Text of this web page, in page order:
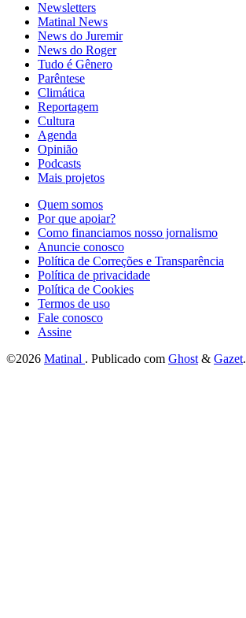
Newsletters
Matinal News
News do Juremir
News do Roger
Tudo é Gênero
Parêntese
Climática
Reportagem
Cultura
Agenda
Opinião
Podcasts
Mais projetos
Quem somos
Por que apoiar?
Como financiamos nosso jornalismo
Anuncie conosco
Política de Correções e Transparência
Política de privacidade
Política de Cookies
Termos de uso
Fale conosco
Assine
©2026 Matinal . Publicado com Ghost & Gazet.